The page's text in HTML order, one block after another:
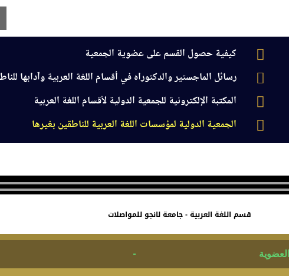
كيفية حصول القسم على عضوية الجمعية
رسائل الماجستير والدكتوراه في أقسام اللغة العربية وآدابها
المكتبة الإلكترونية للجمعية الدولية لأقسام اللغة العربية
الجمعية الدولية لمؤسسات اللغة العربية للناطقين بغيرها
قسم اللغة العربية - جامعة لانجو للمواصلات
-